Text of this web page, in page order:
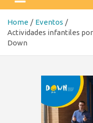
Home
Eventos
Actividades infantiles
Down